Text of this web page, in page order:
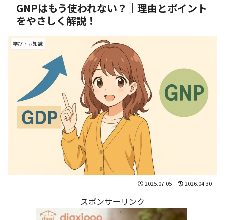
GNPはもう使われない？｜理由とポイント
をやさしく解説！
学び・豆知識
2025.07.05 2026.04.30
スポンサーリンク